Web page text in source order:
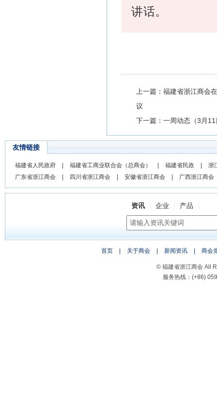
讲话。
上一篇：福建省浙江商会
议
下一篇：一周动态（3月
友情链接
福建省人民政府 福建省工商业联合会（总商会） 福建省民政
浙
广东省浙江商会
四川省浙江商会 安徽省浙江商会 广西浙江商会
资讯 企业 产品
首页 关于商会 新闻资讯 商会
© 福建省浙江商会 All
服务热线：(+86)